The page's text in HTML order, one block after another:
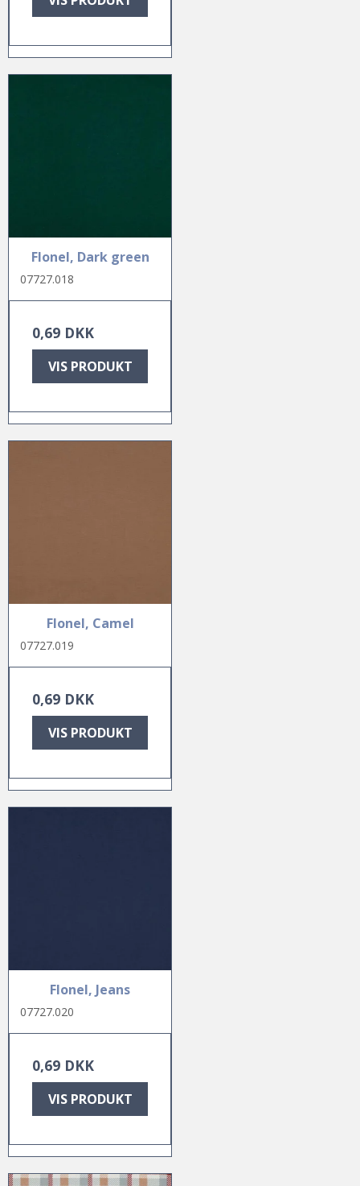
Flonel, Dark green
07727.018
0,69 DKK
VIS PRODUKT
Flonel, Camel
07727.019
0,69 DKK
VIS PRODUKT
Flonel, Jeans
07727.020
0,69 DKK
VIS PRODUKT